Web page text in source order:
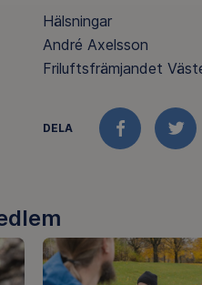
Hälsningar
André Axelsson
Friluftsfrämjandet
DELA